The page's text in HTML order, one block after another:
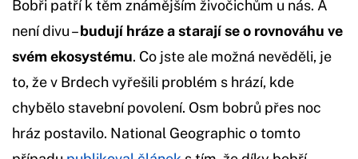
Bobři patří k těm známějším živočichům u nás. A
není divu –budují hráze a starají se o rovnováhu ve
svém ekosystému. Co jste ale možná nevěděli, je
to, že v Brdech vyřešili problém s hrází, kde
chybělo stavební povolení. Osm bobrů přes noc
hráz postavilo. National Geographic o tomto